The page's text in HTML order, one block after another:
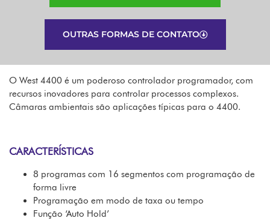
OUTRAS FORMAS DE CONTATO
O West 4400 é um poderoso controlador programador, com
recursos inovadores para controlar processos complexos.
Câmaras ambientais são aplicações típicas para o 4400.
CARACTERÍSTICAS
8 programas com 16 segmentos com programação de
forma livre
Programação em modo de taxa ou tempo
Função ‘Auto Hold’